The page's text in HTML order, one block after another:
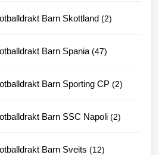
Barn Skottland 22
Barn Spania 4747
Barn Sporting CP 22
Barn SSC Napoli 22
Barn Sveits 1212